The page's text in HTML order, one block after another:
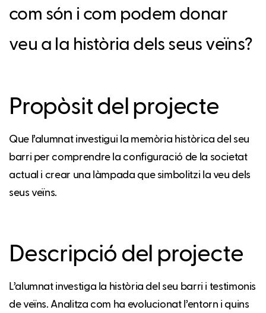
com són i com podem donar
veu a la història dels seus veïns?
Propòsit del projecte
Que l’alumnat investigui la memòria històrica del seu
barri per comprendre la configuració de la societat
actual i crear una làmpada que simbolitzi la veu dels
seus veïns.
Descripció del projecte
L’alumnat investiga la història del seu barri i testimonis
de veïns. Analitza com ha evolucionat l’entorn i quins